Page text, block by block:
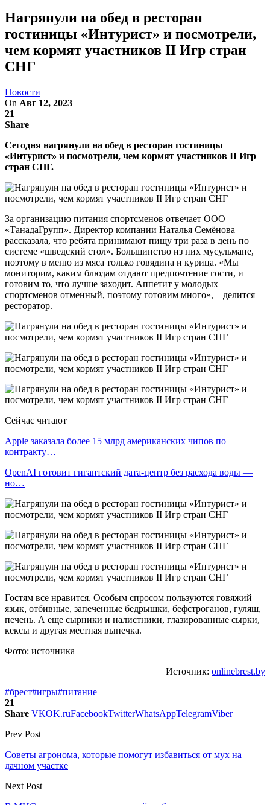
Нагрянули на обед в ресторан
гостиницы «Интурист» и посмотрели,
чем кормят участников II Игр стран
СНГ
Новости
On Авг 12, 2023
21
Share
Сегодня нагрянули на обед в ресторан гостиницы
«Интурист» и посмотрели, чем кормят участников II Игр
стран СНГ.
За организацию питания спортсменов отвечает ООО
«ТанадаГрупп». Директор компании Наталья Семёнова
рассказала, что ребята принимают пищу три раза в день по
системе «шведский стол». Большинство из них мусульмане,
поэтому в меню из мяса только говядина и курица. «Мы
мониторим, каким блюдам отдают предпочтение гости, и
готовим то, что лучше заходит. Аппетит у молодых
спортсменов отменный, поэтому готовим много», – делится
ресторатор.
Сейчас читают
Apple заказала более 15 млрд американских чипов по
контракту…
OpenAI готовит гигантский дата-центр без расхода воды —
но…
Гостям все нравится. Особым спросом пользуются говяжий
язык, отбивные, запеченные бедрышки, бефстроганов, гуляш,
печень. А еще сырники и налистники, глазированные сырки,
кексы и другая местная выпечка.
Фото: источника
Источник: onlinebrest.by
#брест#игры#питание
21
Share VKOK.ruFacebookTwitterWhatsAppTelegramViber
Prev Post
Советы агронома, которые помогут избавиться от мух на
дачном участке
Next Post